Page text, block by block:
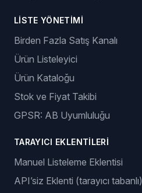
LISTE YÖNETIMI
Birden Fazla Satış Kanalı
Ürün Listeleyici
Ürün Kataloğu
Stok ve Fiyat Takibi
GPSR: AB Uyumluluğu
TARAYICI EKLENTILERI
Manuel Listeleme Eklentisi
API’siz Eklenti (tarayıcı tabanlı)